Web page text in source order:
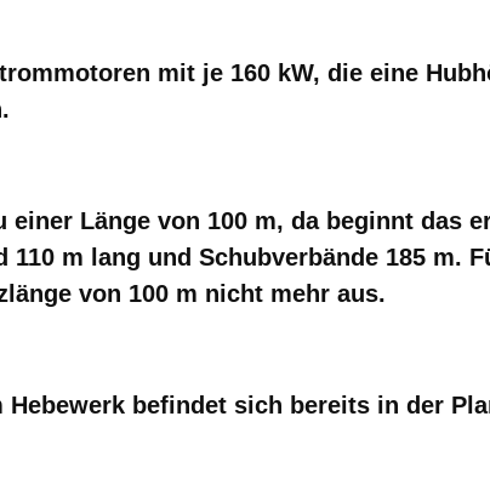
mit je 160 kW, die eine
Länge von 100 m, da beginnt das
m lang und Schubverbände 185 m.
von 100 m nicht mehr aus.
befindet sich bereits in der